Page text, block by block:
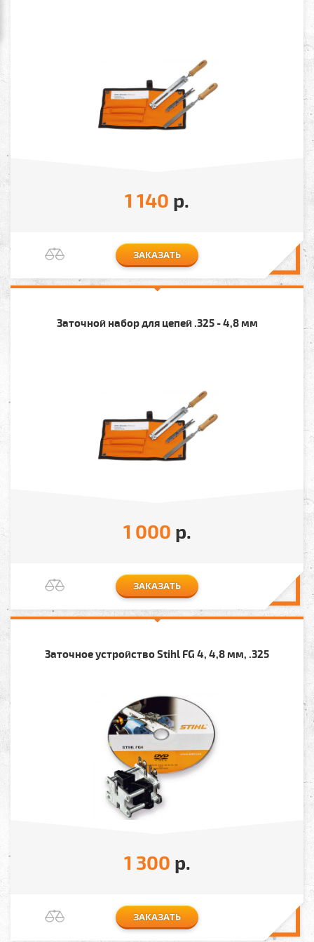
1 140 р.
ЗАКАЗАТЬ
Заточной набор для цепей .325 - 4,8 мм
1 000 р.
ЗАКАЗАТЬ
Заточное устройство Stihl FG 4, 4,8 мм, .325
1 300 р.
ЗАКАЗАТЬ